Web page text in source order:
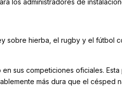
los administradores de
sobre hierba, el rugby y el fútbol
sus competiciones oficiales.
más dura que el césped